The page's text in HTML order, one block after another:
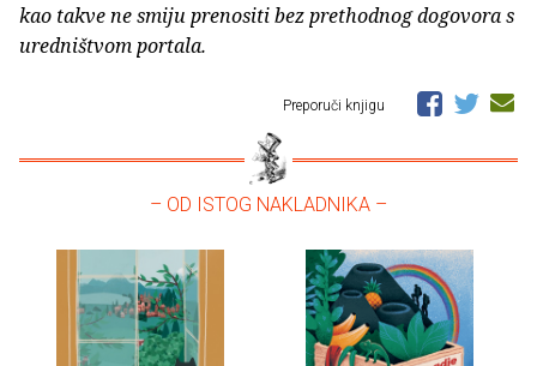
kao takve ne smiju prenositi bez prethodnog dogovora s
uredništvom portala.
Preporuči knjigu
– OD ISTOG NAKLADNIKA –